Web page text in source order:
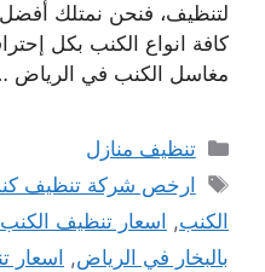
لتنظيف، فنحن نمتلك أفضل
كافة انواع الكنب بكل
مغاسل الكنب في الرياض
التصنيفات
تنظيف منازل
الوسوم
ارخص شركة تنظيف
الكنب, اسعار تنظيف الكنب
بالبخار في الرياض, اسعار